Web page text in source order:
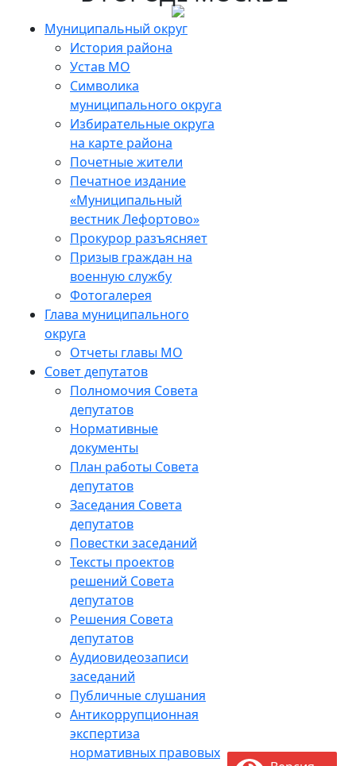
Муниципальный округ
История района
Устав МО
Символика
муниципального округа
Избирательные округа
на карте района
Почетные жители
Печатное издание
«Муниципальный
вестник Лефортово»
Прокурор разъясняет
Призыв граждан на
военную службу
Фотогалерея
Глава муниципального
округа
Отчеты главы МО
Совет депутатов
Полномочия Совета
депутатов
Нормативные
документы
План работы Совета
депутатов
Заседания Cовета
депутатов
Повестки заседаний
Тексты проектов
решений Совета
депутатов
Решения Совета
депутатов
Аудиовидеозаписи
заседаний
Публичные слушания
Антикоррупционная
экспертиза
нормативных правовых